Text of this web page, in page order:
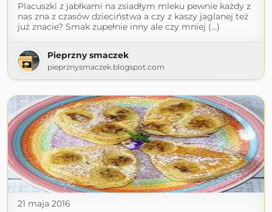
Placuszki z jabłkami na zsiadłym mleku pewnie każdy z
nas zna z czasów dzieciństwa a czy z kaszy jaglanej też
już znacie? Smak zupełnie inny ale czy mniej (...)
Pieprzny smaczek
pieprznysmaczek.blogspot.com
21 maja 2016